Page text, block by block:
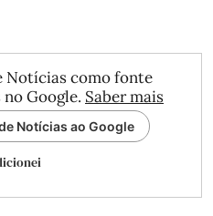
Notícias como fonte
Google. Saber mais
Notícias ao Google